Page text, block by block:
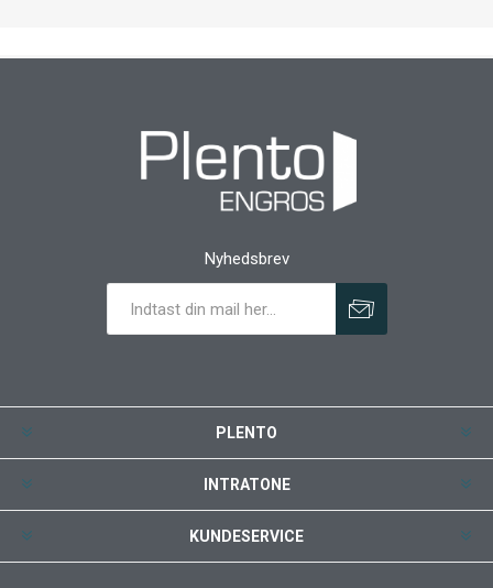
Nyhedsbrev
PLENTO
INTRATONE
KUNDESERVICE